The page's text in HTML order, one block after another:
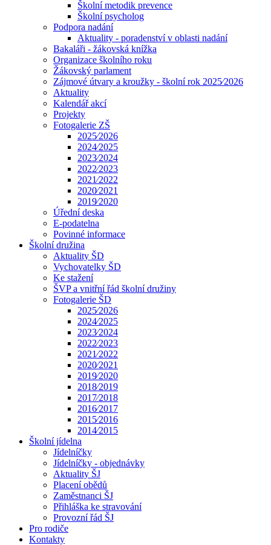
Školní metodik prevence
Školní psycholog
Podpora nadání
Aktuality - poradenství v oblasti nadání
Bakaláři - žákovská knížka
Organizace školního roku
Žákovský parlament
Zájmové útvary a kroužky - školní rok 2025⁄2026
Aktuality
Kalendář akcí
Projekty
Fotogalerie ZŠ
2025⁄2026
2024⁄2025
2023⁄2024
2022⁄2023
2021⁄2022
2020⁄2021
2019⁄2020
Úřední deska
E-podatelna
Povinné informace
Školní družina
Aktuality ŠD
Vychovatelky ŠD
Ke stažení
ŠVP a vnitřní řád školní družiny
Fotogalerie ŠD
2025⁄2026
2024⁄2025
2023⁄2024
2022⁄2023
2021⁄2022
2020⁄2021
2019⁄2020
2018⁄2019
2017⁄2018
2016⁄2017
2015⁄2016
2014⁄2015
Školní jídelna
Jídelníčky
Jídelníčky - objednávky
Aktuality ŠJ
Placení obědů
Zaměstnanci ŠJ
Přihláška ke stravování
Provozní řád ŠJ
Pro rodiče
Kontakty